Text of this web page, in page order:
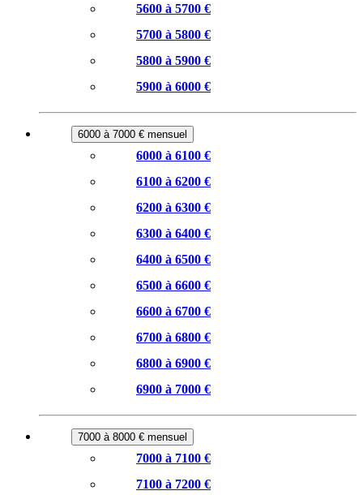
5600 à 5700 €
5700 à 5800 €
5800 à 5900 €
5900 à 6000 €
6000 à 7000 € mensuel
6000 à 6100 €
6100 à 6200 €
6200 à 6300 €
6300 à 6400 €
6400 à 6500 €
6500 à 6600 €
6600 à 6700 €
6700 à 6800 €
6800 à 6900 €
6900 à 7000 €
7000 à 8000 € mensuel
7000 à 7100 €
7100 à 7200 €